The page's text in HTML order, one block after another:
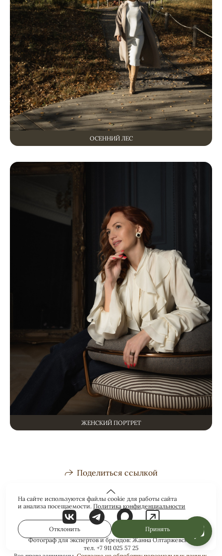
ОСЕННИЙ ЛЕС
ЖЕНСКИЙ ПОРТРЕТ
Поделиться ссылкой
Фотограф для экспертов и брендов: Жанна Олтаржевская
тел. +7 911 025 57 25
На сайте используются файлы cookie для работы сайта
и анализа посещаемости. Политика конфиденциальности
Отклонить Принять